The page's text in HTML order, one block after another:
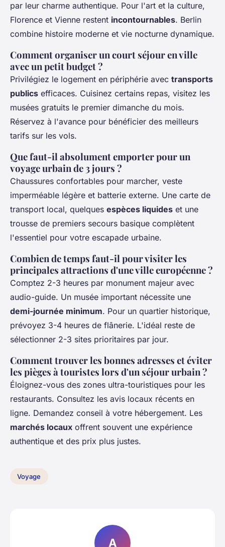
par leur charme authentique. Pour l'art et la culture,
Florence et Vienne restent incontournables. Berlin
combine histoire moderne et vie nocturne dynamique.
Comment organiser un court séjour en ville
avec un petit budget ?
Privilégiez le logement en périphérie avec transports
publics efficaces. Cuisinez certains repas, visitez les
musées gratuits le premier dimanche du mois.
Réservez à l'avance pour bénéficier des meilleurs
tarifs sur les vols.
Que faut-il absolument emporter pour un
voyage urbain de 3 jours ?
Chaussures confortables pour marcher, veste
imperméable légère et batterie externe. Une carte de
transport local, quelques espèces liquides et une
trousse de premiers secours basique complètent
l'essentiel pour votre escapade urbaine.
Combien de temps faut-il pour visiter les
principales attractions d'une ville européenne ?
Comptez 2-3 heures par monument majeur avec
audio-guide. Un musée important nécessite une
demi-journée minimum. Pour un quartier historique,
prévoyez 3-4 heures de flânerie. L'idéal reste de
sélectionner 2-3 sites prioritaires par jour.
Comment trouver les bonnes adresses et éviter
les pièges à touristes lors d'un séjour urbain ?
Éloignez-vous des zones ultra-touristiques pour les
restaurants. Consultez les avis locaux récents en
ligne. Demandez conseil à votre hébergement. Les
marchés locaux offrent souvent une expérience
authentique et des prix plus justes.
Voyage
A